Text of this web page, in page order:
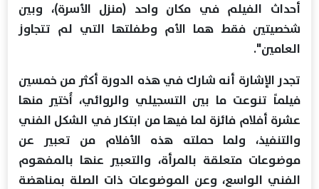
أحداث الفيلم في مكان واحد (منزل الأسرة)، وبين
شخصيتين فقط هما الأم وطفلتها التي لم تتجاوز
العامين".
تجدر الإشارة أنه شارك في هذه الدورة أكثر من خمسين
فيلماً تنوعت ما بين التسجيلي والروائي، أُختير منها
عشرة أفلام فائزة لما فيها من ابتكار في الشكل الفني
والتنفيذ، ولما حملته هذه الأفلام من تعبير عن
موضوعات متعلقة بالمرأة، والتعبير عنها بالمفهوم
الفني الواسع، وعن الموضوعات ذات الصلة بمناهضة